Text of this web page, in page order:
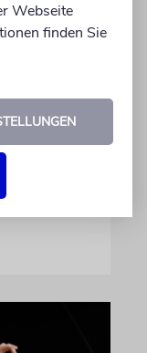
vor der
würdigt
Levit ist
Webseite
finden Sie